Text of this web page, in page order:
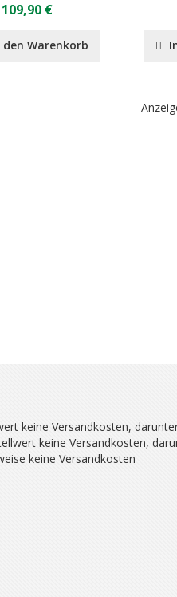
109,90 €
den Warenkorb
keine Versandkosten,
keine Versandkosten,
keine Versandkosten